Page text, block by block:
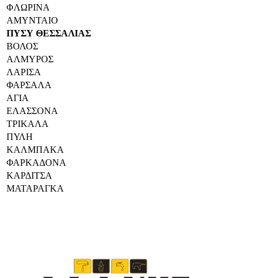
ΦΛΩΡΙΝΑ
ΑΜΥΝΤΑΙΟ
ΠΥΣΥ ΘΕΣΣΑΛΙΑΣ
ΒΟΛΟΣ
ΑΛΜΥΡΟΣ
ΛΑΡΙΣΑ
ΦΑΡΣΑΛΑ
ΑΓΙΑ
ΕΛΑΣΣΟΝΑ
ΤΡΙΚΑΛΑ
ΠΥΛΗ
ΚΑΛΜΠΑΚΑ
ΦΑΡΚΑΔΟΝΑ
ΚΑΡΔΙΤΣΑ
ΜΑΤΑΡΑΓΚΑ